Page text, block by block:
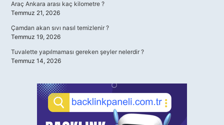
Araç Ankara arası kaç kilometre ?
Temmuz 21, 2026
Çamdan akan sıvı nasıl temizlenir ?
Temmuz 19, 2026
Tuvalette yapılmaması gereken şeyler nelerdir ?
Temmuz 14, 2026